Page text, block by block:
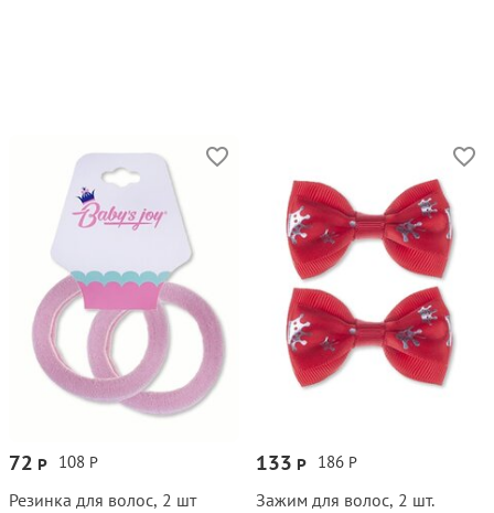
108 Р
72 Р
Резинка для волос, 2 шт
186 Р
133 Р
Зажим для волос, 2 шт.